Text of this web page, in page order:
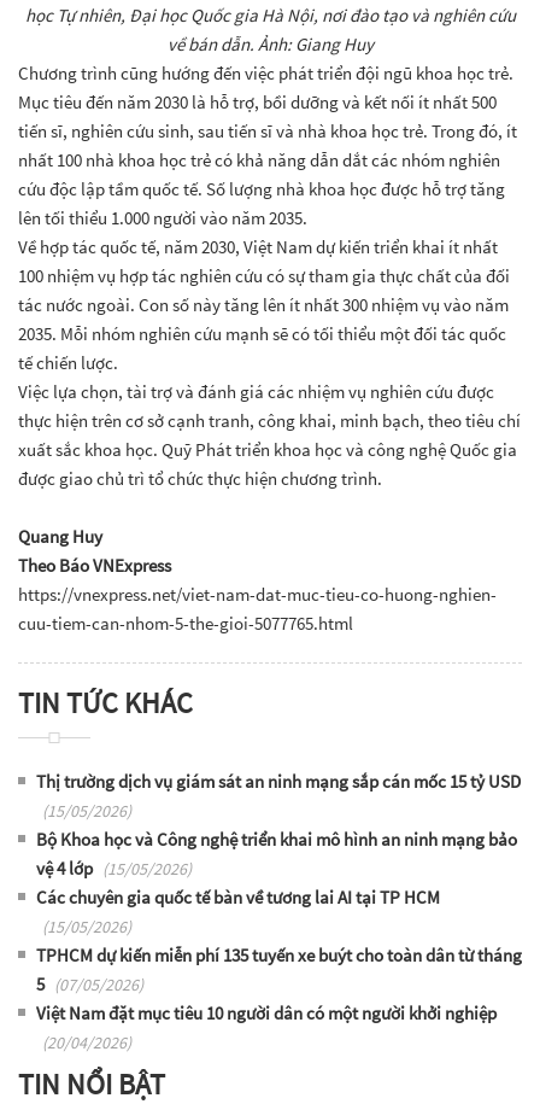
học Tự nhiên, Đại học Quốc gia Hà Nội, nơi đào tạo và nghiên cứu
về bán dẫn. Ảnh: Giang Huy
Chương trình cũng hướng đến việc phát triển đội ngũ khoa học trẻ.
Mục tiêu đến năm 2030 là hỗ trợ, bồi dưỡng và kết nối ít nhất 500
tiến sĩ, nghiên cứu sinh, sau tiến sĩ và nhà khoa học trẻ. Trong đó, ít
nhất 100 nhà khoa học trẻ có khả năng dẫn dắt các nhóm nghiên
cứu độc lập tầm quốc tế. Số lượng nhà khoa học được hỗ trợ tăng
lên tối thiểu 1.000 người vào năm 2035.
Về hợp tác quốc tế, năm 2030, Việt Nam dự kiến triển khai ít nhất
100 nhiệm vụ hợp tác nghiên cứu có sự tham gia thực chất của đối
tác nước ngoài. Con số này tăng lên ít nhất 300 nhiệm vụ vào năm
2035. Mỗi nhóm nghiên cứu mạnh sẽ có tối thiểu một đối tác quốc
tế chiến lược.
Việc lựa chọn, tài trợ và đánh giá các nhiệm vụ nghiên cứu được
thực hiện trên cơ sở cạnh tranh, công khai, minh bạch, theo tiêu chí
xuất sắc khoa học. Quỹ Phát triển khoa học và công nghệ Quốc gia
được giao chủ trì tổ chức thực hiện chương trình.
Quang Huy
Theo Báo VNExpress
https://vnexpress.net/viet-nam-dat-muc-tieu-co-huong-nghien-
cuu-tiem-can-nhom-5-the-gioi-5077765.html
TIN TỨC KHÁC
Thị trường dịch vụ giám sát an ninh mạng sắp cán mốc 15 tỷ USD
(15/05/2026)
Bộ Khoa học và Công nghệ triển khai mô hình an ninh mạng bảo
vệ 4 lớp (15/05/2026)
Các chuyên gia quốc tế bàn về tương lai AI tại TP HCM
(15/05/2026)
TPHCM dự kiến miễn phí 135 tuyến xe buýt cho toàn dân từ tháng
5 (07/05/2026)
Việt Nam đặt mục tiêu 10 người dân có một người khởi nghiệp
(20/04/2026)
TIN NỔI BẬT